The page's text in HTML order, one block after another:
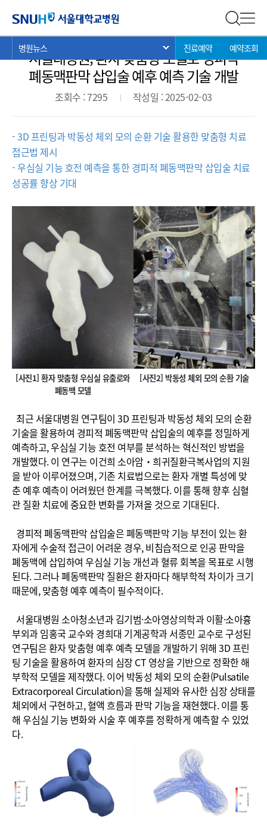
전체 검
현
재
병원뉴스 서브 메뉴 목록 열기
진료예약 예약조회
병원뉴스
서울대병원, 환자 맞춤형 모델로 경피적
폐동맥판막 삽입술 예후 예측 기술 개발
조회수 : 7295 작성일 : 2025-02-03
- 3D 프린팅과 박동성 체외 모의 순환 기술 활용한 맞춤형 치료
접근법 제시
- 우심실 기능 호전 예측을 통한 경피적 폐동맥판막 삽입술 치료
성공률 향상 기대
[사진1] 환자 맞춤형 우심실 유출로와
폐동맥 모델
[사진2] 박동성 체외 모의 순환 기술
최근 서울대병원 연구팀이 3D 프린팅과 박동성 체외 모의 순환
기술을 활용하여 경피적 폐동맥판막 삽입술의 예후를 정밀하게
예측하고, 우심실 기능 호전 여부를 분석하는 혁신적인 방법을
개발했다. 이 연구는 이건희 소아암‧희귀질환극복사업의 지원
을 받아 이루어졌으며, 기존 치료법으로는 환자 개별 특성에 맞
춘 예후 예측이 어려웠던 한계를 극복했다. 이를 통해 향후 심혈
관 질환 치료에 중요한 변화를 가져올 것으로 기대된다.
경피적 폐동맥판막 삽입술은 폐동맥판막 기능 부전이 있는 환
자에게 수술적 접근이 어려운 경우, 비침습적으로 인공 판막을
폐동맥에 삽입하여 우심실 기능 개선과 혈류 회복을 목표로 시행
된다. 그러나 폐동맥판막 질환은 환자마다 해부학적 차이가 크기
때문에, 맞춤형 예후 예측이 필수적이다.
서울대병원 소아청소년과 김기범·소아영상의학과 이활·소아흉
부외과 임홍국 교수와 경희대 기계공학과 서종민 교수로 구성된
연구팀은 환자 맞춤형 예후 예측 모델을 개발하기 위해 3D 프린
팅 기술을 활용하여 환자의 심장 CT 영상을 기반으로 정확한 해
부학적 모델을 제작했다. 이어 박동성 체외 모의 순환(Pulsatile
Extracorporeal Circulation)을 통해 실제와 유사한 심장 상태를
체외에서 구현하고, 혈액 흐름과 판막 기능을 재현했다. 이를 통
해 우심실 기능 변화와 시술 후 예후를 정확하게 예측할 수 있었
다.